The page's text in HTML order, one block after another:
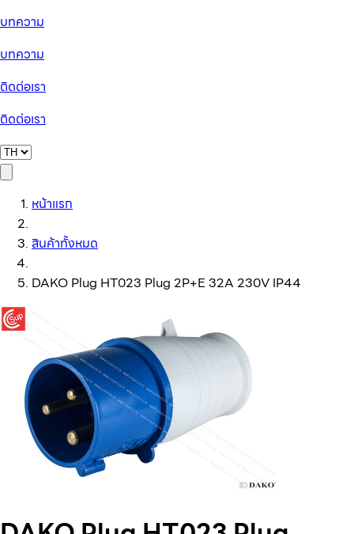
บทความ
บทความ
ติดต่อเรา
ติดต่อเรา
หน้าแรก
สินค้าทั้งหมด
DAKO Plug HT023 Plug 2P+E 32A 230V IP44